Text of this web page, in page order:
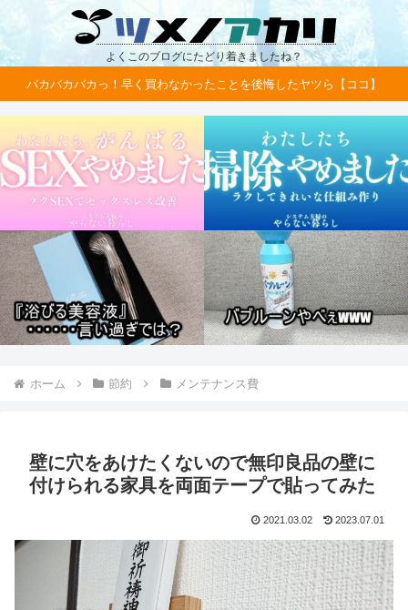
よくこのブログにたどり着きましたね？
バカバカバカっ！早く買わなかったことを後悔したヤツら【ココ】
ホーム 節約 メンテナンス費
壁に穴をあけたくないので無印良品の壁に
付けられる家具を両面テープで貼ってみた
2021.03.02 2023.07.01